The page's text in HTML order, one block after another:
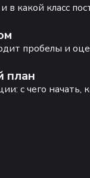
какой класс
пробелы и
план
с чего начать,